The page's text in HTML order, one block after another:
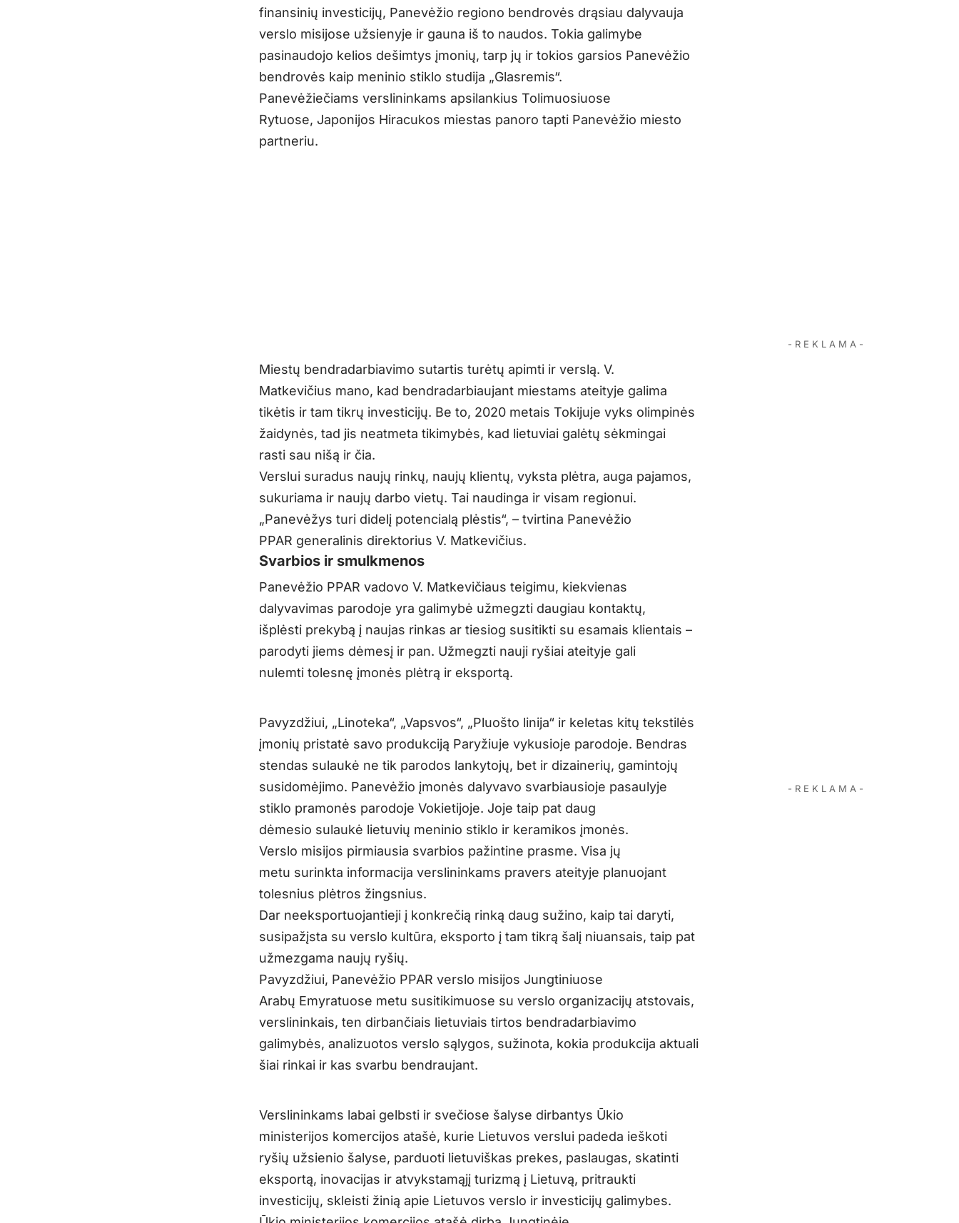
finansinių investicijų, Panevėžio regiono bendrovės drąsiau dalyvauja
verslo misijose užsienyje ir gauna iš to naudos. Tokia galimybe
pasinaudojo kelios dešimtys įmonių, tarp jų ir tokios garsios Panevėžio
bendrovės kaip meninio stiklo studija „Glasremis“.
Panevėžiečiams verslininkams apsilankius Tolimuosiuose
Rytuose, Japonijos Hiracukos miestas panoro tapti Panevėžio miesto
partneriu.
Miestų bendradarbiavimo sutartis turėtų apimti ir verslą. V.
Matkevičius mano, kad bendradarbiaujant miestams ateityje galima
tikėtis ir tam tikrų investicijų. Be to, 2020 metais Tokijuje vyks olimpinės
žaidynės, tad jis neatmeta tikimybės, kad lietuviai galėtų sėkmingai
rasti sau nišą ir čia.
Verslui suradus naujų rinkų, naujų klientų, vyksta plėtra, auga pajamos,
sukuriama ir naujų darbo vietų. Tai naudinga ir visam regionui.
„Panevėžys turi didelį potencialą plėstis“, – tvirtina Panevėžio
PPAR generalinis direktorius V. Matkevičius.
Svarbios ir smulkmenos
Panevėžio PPAR vadovo V. Matkevičiaus teigimu, kiekvienas
dalyvavimas parodoje yra galimybė užmegzti daugiau kontaktų,
išplėsti prekybą į naujas rinkas ar tiesiog susitikti su esamais klientais –
parodyti jiems dėmesį ir pan. Užmegzti nauji ryšiai ateityje gali
nulemti tolesnę įmonės plėtrą ir eksportą.
Pavyzdžiui, „Linoteka“, „Vapsvos“, „Pluošto linija“ ir keletas kitų tekstilės
įmonių pristatė savo produkciją Paryžiuje vykusioje parodoje. Bendras
stendas sulaukė ne tik parodos lankytojų, bet ir dizainerių, gamintojų
susidomėjimo. Panevėžio įmonės dalyvavo svarbiausioje pasaulyje
stiklo pramonės parodoje Vokietijoje. Joje taip pat daug
dėmesio sulaukė lietuvių meninio stiklo ir keramikos įmonės.
Verslo misijos pirmiausia svarbios pažintine prasme. Visa jų
metu surinkta informacija verslininkams pravers ateityje planuojant
tolesnius plėtros žingsnius.
Dar neeksportuojantieji į konkrečią rinką daug sužino, kaip tai daryti,
susipažįsta su verslo kultūra, eksporto į tam tikrą šalį niuansais, taip pat
užmezgama naujų ryšių.
Pavyzdžiui, Panevėžio PPAR verslo misijos Jungtiniuose
Arabų Emyratuose metu susitikimuose su verslo organizacijų atstovais,
verslininkais, ten dirbančiais lietuviais tirtos bendradarbiavimo
galimybės, analizuotos verslo sąlygos, sužinota, kokia produkcija aktuali
šiai rinkai ir kas svarbu bendraujant.
Verslininkams labai gelbsti ir svečiose šalyse dirbantys Ūkio
ministerijos komercijos atašė, kurie Lietuvos verslui padeda ieškoti
ryšių užsienio šalyse, parduoti lietuviškas prekes, paslaugas, skatinti
eksportą, inovacijas ir atvykstamąjį turizmą į Lietuvą, pritraukti
investicijų, skleisti žinią apie Lietuvos verslo ir investicijų galimybes.
- R E K L A M A -
- R E K L A M A -